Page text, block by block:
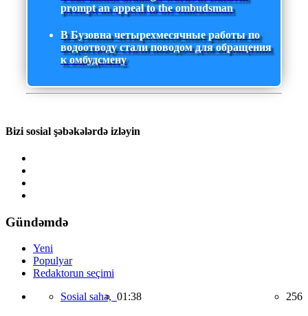
prompt an appeal to the ombudsman
В Бузовна четырехмесячные работы по
водоотводу стали поводом для обращения
к омбудсмену
Bizi sosial şəbəkələrdə izləyin
Gündəmdə
Yeni
Populyar
Redaktorun seçimi
Sosial sahə, 01:38 256